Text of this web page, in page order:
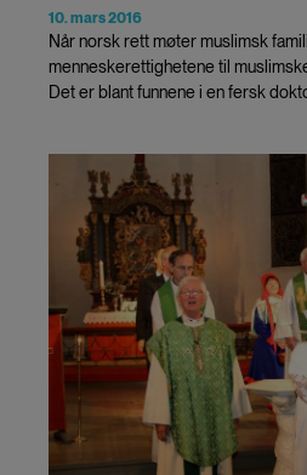
10. mars 2016
Når norsk rett møter muslimsk
menneskerettighetene til
Det er blant funnene i en fersk